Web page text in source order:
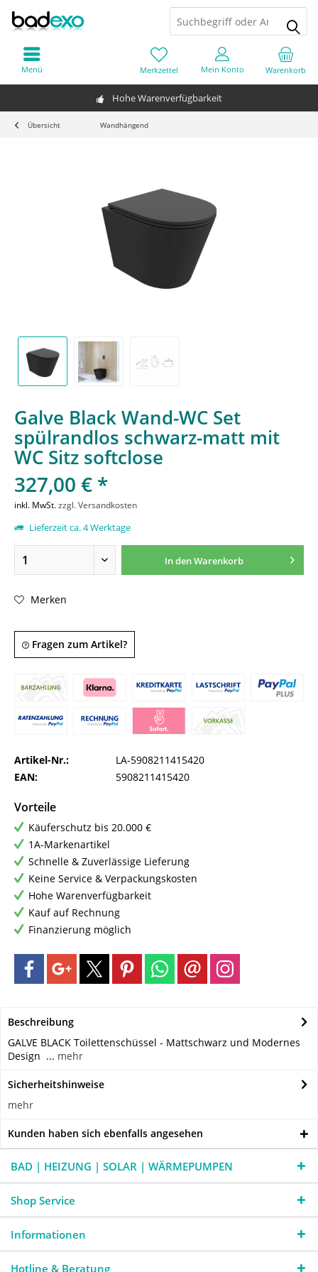
Hohe Warenverfügbarkeit
Warenkorb
Merkzettel Mein Konto
Menü
Übersicht Wandhängend
Galve Black Wand-WC Set
spülrandlos schwarz-matt mit
WC Sitz softclose
327,00 € *
inkl. MwSt.zzgl. Versandkosten
Lieferzeit ca. 4 Werktage
In denWarenkorb
Merken
Fragen zum Artikel?
Artikel-Nr.:
LA-5908211415420
EAN:
5908211415420
Vorteile
Käuferschutz bis 20.000 €
1A-Markenartikel
Schnelle & Zuverlässige Lieferung
Keine Service & Verpackungskosten
Hohe Warenverfügbarkeit
Kauf auf Rechnung
Finanzierung möglich
Beschreibung
GALVE BLACK Toilettenschüssel - Mattschwarz und Modernes
Design ... mehr
Sicherheitshinweise
mehr
Kunden haben sich ebenfalls angesehen
BAD | HEIZUNG | SOLAR | WÄRMEPUMPEN
Shop Service
Informationen
Hotline & Beratung